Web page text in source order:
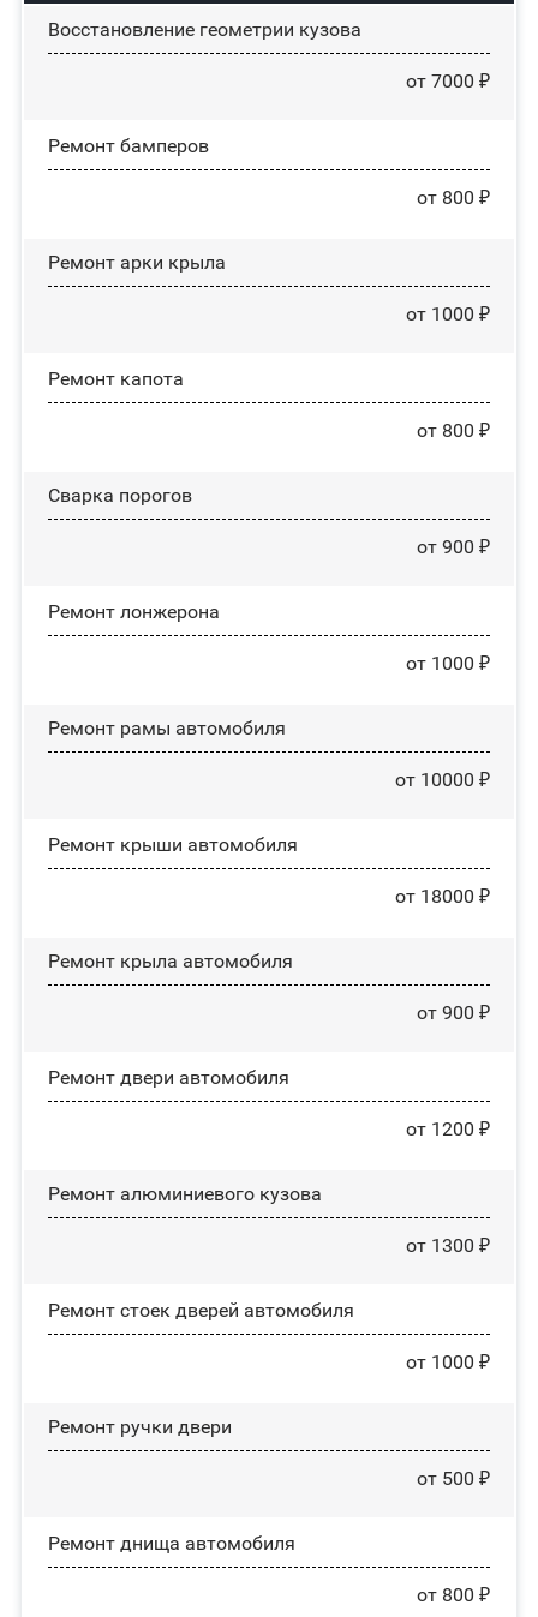
Восстановление геометрии кузова
от 7000 ₽
Ремонт бамперов
от 800 ₽
Ремонт арки крыла
от 1000 ₽
Ремонт капота
от 800 ₽
Сварка порогов
от 900 ₽
Ремонт лонжерона
от 1000 ₽
Ремонт рамы автомобиля
от 10000 ₽
Ремонт крыши автомобиля
от 18000 ₽
Ремонт крыла автомобиля
от 900 ₽
Ремонт двери автомобиля
от 1200 ₽
Ремонт алюминиевого кузова
от 1300 ₽
Ремонт стоек дверей автомобиля
от 1000 ₽
Ремонт ручки двери
от 500 ₽
Ремонт днища автомобиля
от 800 ₽